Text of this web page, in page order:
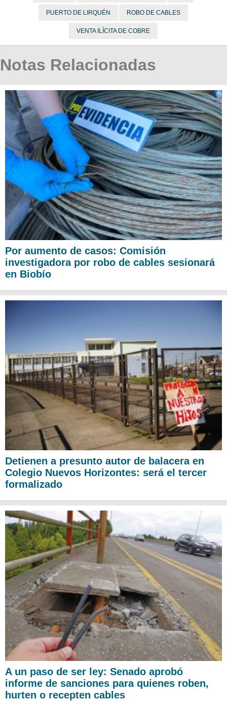
PUERTO DE LIRQUÉN ROBO DE CABLES
VENTA ILÍCITA DE COBRE
Notas Relacionadas
Por aumento de casos: Comisión
investigadora por robo de cables sesionará
en Biobío
Detienen a presunto autor de balacera en
Colegio Nuevos Horizontes: será el tercer
formalizado
A un paso de ser ley: Senado aprobó
informe de sanciones para quienes roben,
hurten o recepten cables